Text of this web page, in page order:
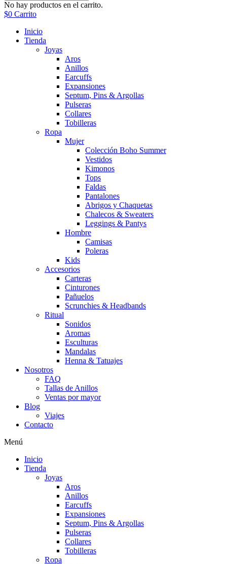
No hay productos en el carrito.
$0 Carrito
Inicio
Tienda
Joyas
Aros
Anillos
Earcuffs
Expansiones
Septum, Pins & Argollas
Pulseras
Collares
Tobilleras
Ropa
Mujer
Colección Boho Summer
Vestidos
Kimonos
Tops
Faldas
Pantalones
Abrigos y Chaquetas
Chalecos & Sweaters
Leggings & Pantys
Hombre
Camisas
Poleras
Kids
Accesorios
Carteras
Cinturones
Pañuelos
Scrunchies & Headbands
Ritual
Sonidos
Aromas
Esculturas
Mandalas
Henna & Tatuajes
Nosotros
FAQ
Tallas de Anillos
Ventas por mayor
Blog
Viajes
Contacto
Menú
Inicio
Tienda
Joyas
Aros
Anillos
Earcuffs
Expansiones
Septum, Pins & Argollas
Pulseras
Collares
Tobilleras
Ropa